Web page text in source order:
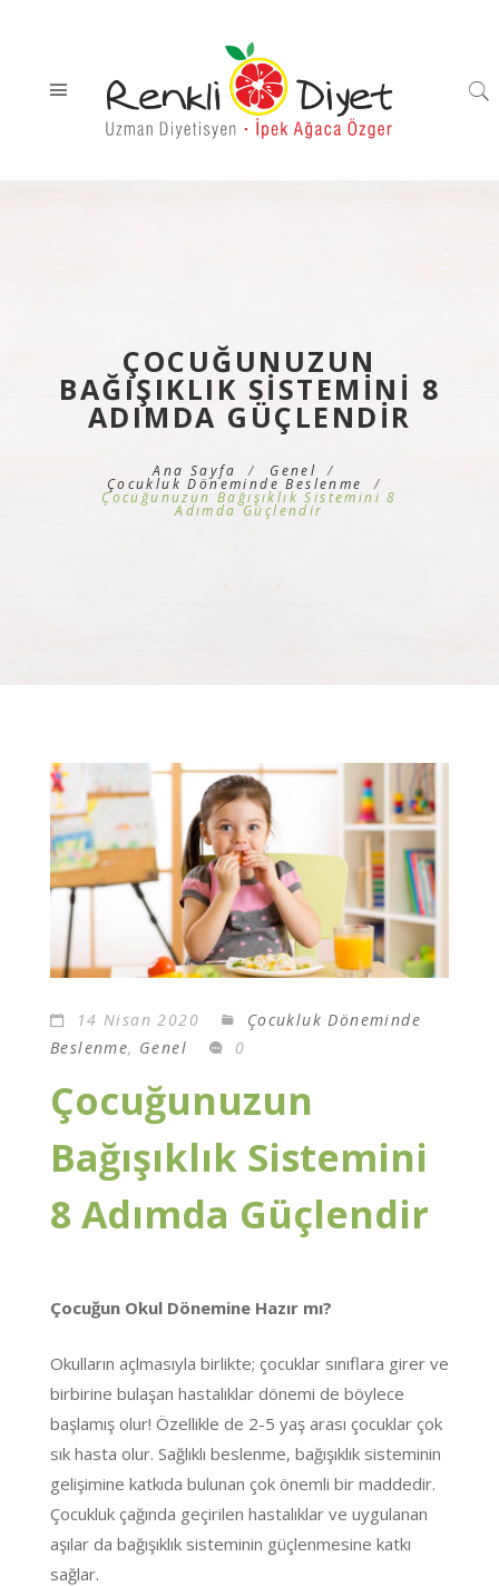
ÇOCUĞUNUZUN
BAĞIŞIKLIK SISTEMINI 8
ADIMDA GÜÇLENDIR
Ana Sayfa Genel
Çocukluk Döneminde Beslenme
Çocuğunuzun Bağışıklık Sistemini 8
Adımda Güçlendir
14 Nisan 2020
Çocukluk Döneminde
Beslenme, Genel 0
Çocuğunuzun
Bağışıklık Sistemini
8 Adımda Güçlendir
Çocuğun Okul Dönemine Hazır mı?
Okulların açlmasıyla birlikte; çocuklar sınıflara girer ve
birbirine bulaşan hastalıklar dönemi de böylece
başlamış olur! Özellikle de 2-5 yaş arası çocuklar çok
sık hasta olur. Sağlıklı beslenme, bağışıklık sisteminin
gelişimine katkıda bulunan çok önemli bir maddedir.
Çocukluk çağında geçirilen hastalıklar ve uygulanan
aşılar da bağışıklık sisteminin güçlenmesine katkı
sağlar.